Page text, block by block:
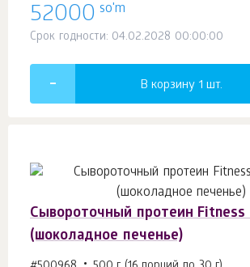
52000 so'm
Срок годности: 04.02.2028 00:00:00
В корзину 1 шт.
Сывороточный протеин
(шоколадное печенье)